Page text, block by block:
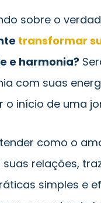
sobre o
transformar
e harmonia?
com suas
o início de uma
como o
relações,
simples e